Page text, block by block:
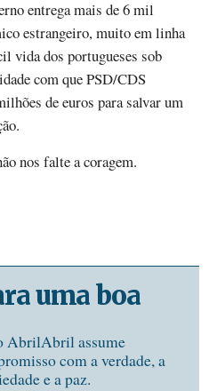
entrega mais de 6 mil
estrangeiro, muito em linha
vida dos portugueses sob
com que PSD/CDS
de euros para salvar um
nos falte a coragem.
uma boa
AbrilAbril assume
com a verdade, a
e a paz.